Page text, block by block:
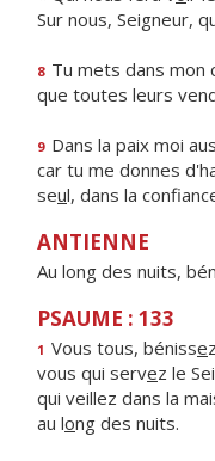
Sur nous, Seigneur,
8 Tu mets dans mon
que toutes leurs
9 Dans la paix moi
car tu me donnes
seul, dans la
ANTIENNE
Au long des nuits,
PSAUME : 133
1 Vous tous, bénisse
vous qui servez le
qui veillez dans la
au long des nuits.